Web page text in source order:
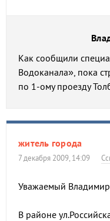
Как сообщили
Водоканала», пока
по 1-ому проезду
житель города
7 декабря 2009, 14:09
Уважаемый
В районе